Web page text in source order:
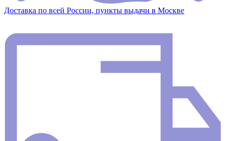
Доставка по всей России, пункты выдачи в Москве